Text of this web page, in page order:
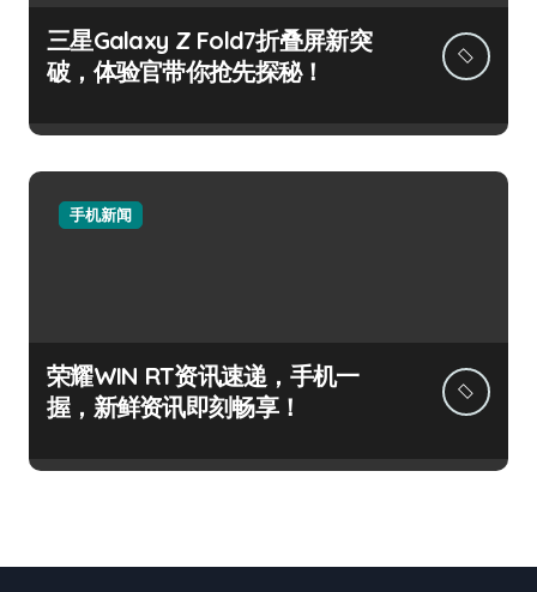
三星Galaxy Z Fold7折叠屏新突
破，体验官带你抢先探秘！
手机新闻
荣耀WIN RT资讯速递，手机一
握，新鲜资讯即刻畅享！